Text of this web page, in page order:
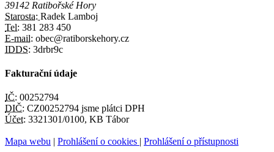
39142 Ratibořské Hory
Starosta: Radek Lamboj
Tel: 381 283 450
E-mail: obec@ratiborskehory.cz
IDDS: 3drbr9c
Fakturační údaje
IČ: 00252794
DIČ: CZ00252794 jsme plátci DPH
Účet: 3321301/0100, KB Tábor
Mapa webu | Prohlášení o cookies | Prohlášení o přístupnosti